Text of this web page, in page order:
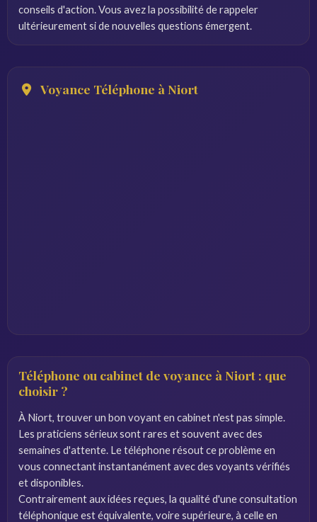
conseils d'action. Vous avez la possibilité de rappeler
ultérieurement si de nouvelles questions émergent.
Voyance Téléphone à Niort
Téléphone ou cabinet de voyance à Niort : que
choisir ?
À Niort, trouver un bon voyant en cabinet n'est pas simple.
Les praticiens sérieux sont rares et souvent avec des
semaines d'attente. Le téléphone résout ce problème en
vous connectant instantanément avec des voyants vérifiés
et disponibles.
Contrairement aux idées reçues, la qualité d'une consultation
téléphonique est équivalente, voire supérieure, à celle en